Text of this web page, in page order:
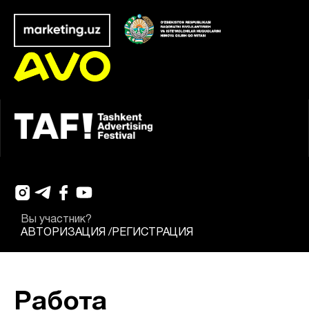
Вы участник?
АВТОРИЗАЦИЯ / РЕГИСТРАЦИЯ
Работа